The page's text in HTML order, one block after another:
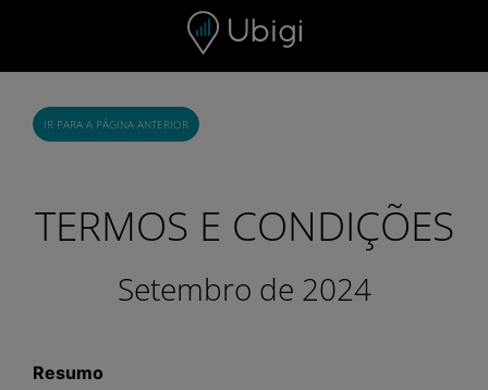
IR PARA A PÁGINA ANTERIOR
TERMOS E CONDIÇÕES
Setembro de 2024
Resumo